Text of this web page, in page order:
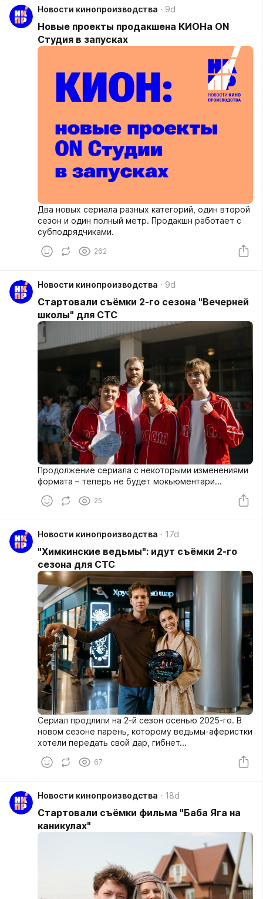
Новости кинопроизводства 9d
Новые проекты продакшена КИОНа ON
Студия в запусках
Два новых сериала разных категорий, один второй
сезон и один полный метр. Продакшн работает с
субподрядчиками.
262
Новости кинопроизводства 9d
Стартовали съёмки 2-го сезона "Вечерней
школы" для СТС
Продолжение сериала с некоторыми изменениями
формата – теперь не будет мокьюментари...
25
Новости кинопроизводства 17d
"Химкинские ведьмы": идут съёмки 2-го
сезона для СТС
Сериал продлили на 2-й сезон осенью 2025-го. В
новом сезоне парень, которому ведьмы-аферистки
хотели передать свой дар, гибнет...
67
Новости кинопроизводства 18d
Стартовали съёмки фильма "Баба Яга на
каникулах"